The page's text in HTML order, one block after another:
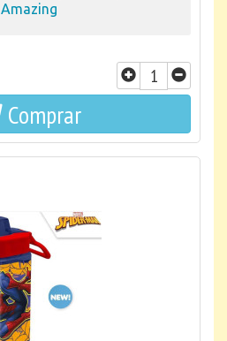
Amazing
Comprar